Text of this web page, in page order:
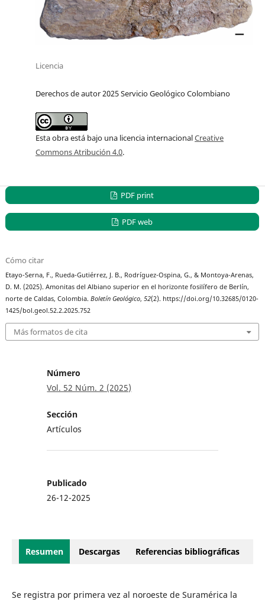
Licencia
Derechos de autor 2025 Servicio Geológico Colombiano
Esta obra está bajo una licencia internacionalCreative
Commons Atribución 4.0.
PDF print
PDF web
Cómo citar
Etayo-Serna, F., Rueda-Gutiérrez, J. B., Rodríguez-Ospina, G., & Montoya-Arenas,
D. M. (2025). Amonitas del Albiano superior en el horizonte fosilífero de Berlín,
norte de Caldas, Colombia.Boletín Geológico,52(2). https://doi.org/10.32685/0120-
1425/bol.geol.52.2.2025.752
Más formatos de cita
Número
Vol. 52 Núm. 2 (2025)
Sección
Artículos
Publicado
26-12-2025
Resumen Descargas Referencias bibliográficas
Se registra por primera vez al noroeste de Suramérica la